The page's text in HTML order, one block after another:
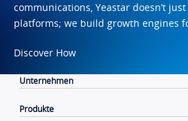
communications, Yeastar doesn’t
platforms; we build growth engines
Discover How
Unternehmen
Produkte